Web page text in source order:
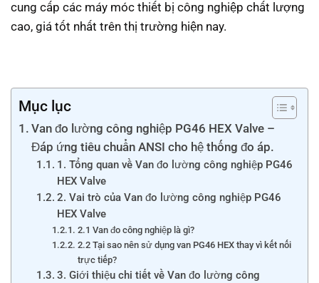
cung cấp các máy móc thiết bị công nghiệp chất lượng
cao, giá tốt nhất trên thị trường hiện nay.
Mục lục
Van đo lường công nghiệp PG46 HEX Valve –
Đáp ứng tiêu chuẩn ANSI cho hệ thống đo áp.
1. Tổng quan về Van đo lường công nghiệp PG46
HEX Valve
2. Vai trò của Van đo lường công nghiệp PG46
HEX Valve
2.1 Van đo công nghiệp là gì?
2.2 Tại sao nên sử dụng van PG46 HEX thay vì kết nối
trực tiếp?
3. Giới thiệu chi tiết về Van đo lường công